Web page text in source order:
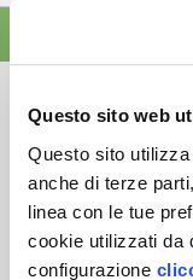
Questo sito web
Questo sito
anche di terze
linea con le tue
cookie utilizzati da
configurazione
Scopri un servizio